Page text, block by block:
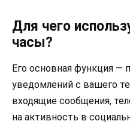
Для чего
часы?
Его основная функция —
уведомлений с вашего
входящие сообщения,
на активность в